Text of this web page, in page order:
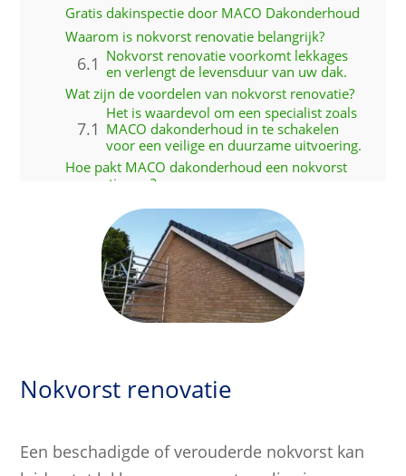
Gratis dakinspectie door MACO Dakonderhoud
Waarom is nokvorst renovatie belangrijk?
Nokvorst renovatie voorkomt lekkages
en verlengt de levensduur van uw dak.
Wat zijn de voordelen van nokvorst renovatie?
Het is waardevol om een specialist zoals
MACO dakonderhoud in te schakelen
voor een veilige en duurzame uitvoering.
Hoe pakt MACO dakonderhoud een nokvorst
renovatie aan?
veilige, duurzame en esthetisch perfecte
nokvorst renovatie voor elk dak.
Projecten
Stappenplan
Nokvorst renovatie
Een beschadigde of verouderde nokvorst kan